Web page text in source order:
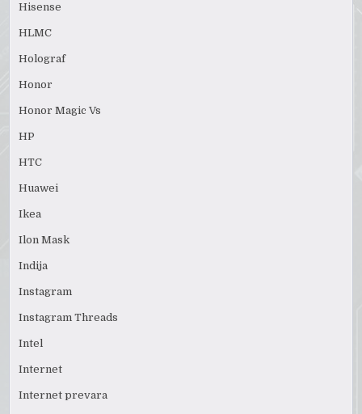
Hisense
HLMC
Holograf
Honor
Honor Magic Vs
HP
HTC
Huawei
Ikea
Ilon Mask
Indija
Instagram
Instagram Threads
Intel
Internet
Internet prevara